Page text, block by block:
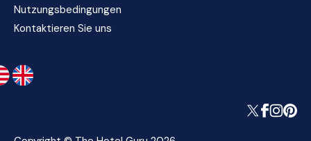
Nutzungsbedingungen
Kontaktieren Sie uns